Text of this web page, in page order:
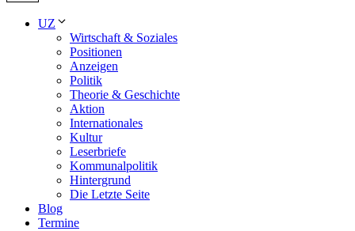
UZ
Wirtschaft & Soziales
Positionen
Anzeigen
Politik
Theorie & Geschichte
Aktion
Internationales
Kultur
Leserbriefe
Kommunalpolitik
Hintergrund
Die Letzte Seite
Blog
Termine